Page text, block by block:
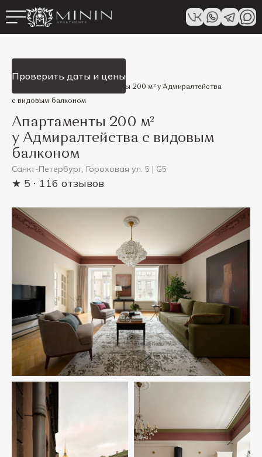
Апартаменты 200 м² у Адмиралтейства
c видовым балконом
Апартаменты 200 м²
у Адмиралтейства c видовым
балконом
Санкт-Петербург, Гороховая ул. 5 | G5
★ 5 ⋅ 116 отзывов
Проверить даты и цены